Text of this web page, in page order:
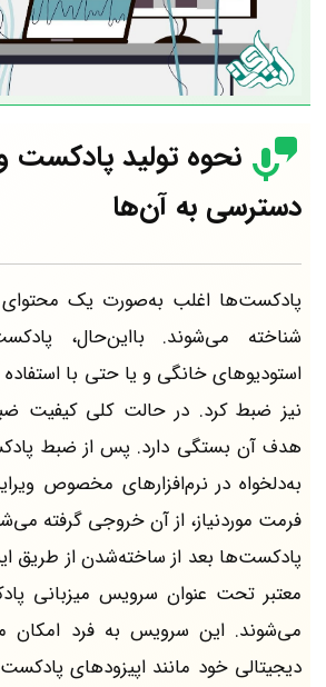
نحوه تولید پادکست
دسترسی به آن‌ها
پادکست‌ها اغلب به‌صورت یک محتوای
شناخته می‌شوند. بااین‌حال،
استودیوهای خانگی و یا حتی با
نیز ضبط کرد. در حالت کلی کیفیت
هدف آن بستگی دارد. پس از ضبط
به‌دلخواه در نرم‌افزارهای مخصوص
فرمت موردنیاز، از آن خروجی گرفته
پادکست‌ها بعد از ساخته‌شدن از طریق
معتبر تحت عنوان سرویس میزبانی
می‌شوند. این سرویس به فرد امکان
دیجیتالی خود مانند اپیزودهای